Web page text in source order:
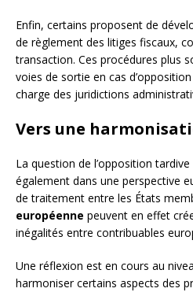
Enfin, certains proposent de
de règlement des litiges fiscaux,
transaction. Ces procédures plus
voies de sortie en cas
charge des juridictions
Vers une
La question de l’opposition
également dans une perspective
de traitement entre les États
européenne peuvent en effet
inégalités entre contribuables
Une réflexion est en cours au
harmoniser certains aspects des